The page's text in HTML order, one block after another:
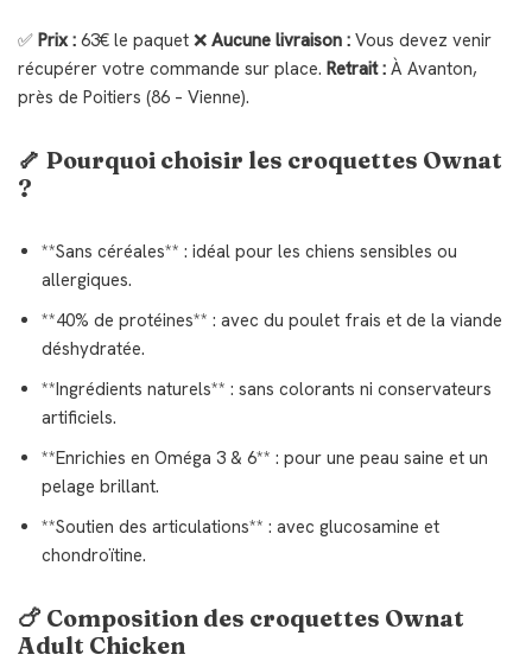
✅ Prix : 63€ le paquet ❌ Aucune livraison : Vous devez venir
récupérer votre commande sur place. Retrait : À Avanton,
près de Poitiers (86 – Vienne).
🦴 Pourquoi choisir les croquettes Ownat
?
**Sans céréales** : idéal pour les chiens sensibles ou
allergiques.
**40% de protéines** : avec du poulet frais et de la viande
déshydratée.
**Ingrédients naturels** : sans colorants ni conservateurs
artificiels.
**Enrichies en Oméga 3 & 6** : pour une peau saine et un
pelage brillant.
**Soutien des articulations** : avec glucosamine et
chondroïtine.
🍗 Composition des croquettes Ownat
Adult Chicken